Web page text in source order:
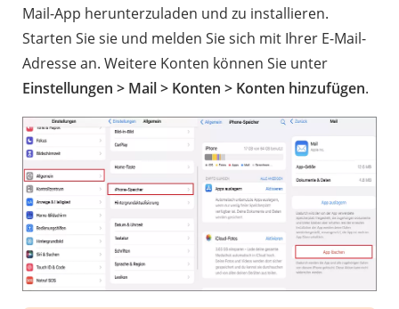
Mail-App herunterzuladen und zu installieren.
Starten Sie sie und melden Sie sich mit Ihrer E-Mail-
Adresse an. Weitere Konten können Sie unter
Einstellungen > Mail > Konten > Konten hinzufügen.